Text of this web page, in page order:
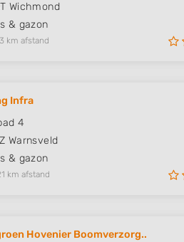
Wichmond
& gazon
km afstand
Infra
4
Warnsveld
& gazon
km afstand
Hovenier Boomverzorg..